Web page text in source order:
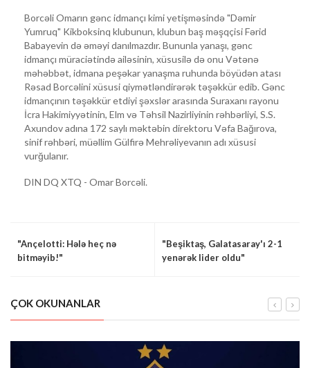
Borcəli Omarın gənc idmançı kimi yetişməsində "Dəmir
Yumruq" Kikboksinq klubunun, klubun baş məşqçisi Fərid
Babayevin də əməyi danılmazdır. Bununla yanaşı, gənc
idmançı müraciətində ailəsinin, xüsusilə də onu Vətənə
məhəbbət, idmana peşəkar yanaşma ruhunda böyüdən atası
Rəsad Borcəlini xüsusi qiymətləndirərək təşəkkür edib. Gənc
idmançının təşəkkür etdiyi şəxslər arasında Suraxanı rayonu
İcra Hakimiyyətinin, Elm və Təhsil Nazirliyinin rəhbərliyi, S.S.
Axundov adına 172 saylı məktəbin direktoru Vəfa Bağırova,
sinif rəhbəri, müəllim Gülfirə Mehrəliyevanın adı xüsusi
vurğulanır.
DIN DQ XTQ - Omar Borcəli.
"Ançelotti: Hələ heç nə
bitməyib!"
"Beşiktaş, Galatasaray'ı 2-1
yenərək lider oldu"
ÇOK OKUNANLAR